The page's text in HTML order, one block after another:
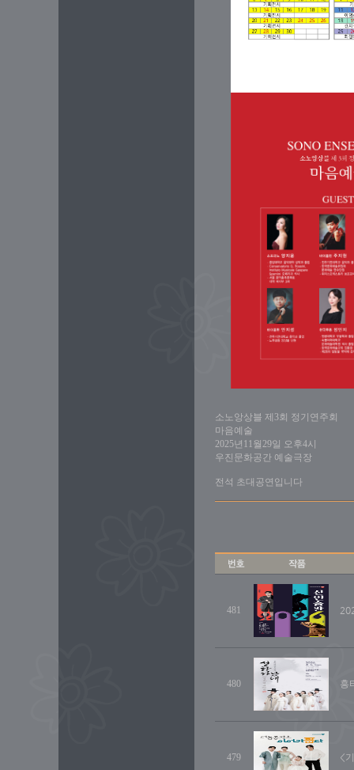
소노앙상블 제3회 정기연주회
마음예술
2025년11월29일 오후4시
우진문화공간 예술극장
전석 초대공연입니다
481
480 흥
479 <